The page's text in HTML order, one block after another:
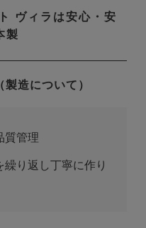
ヴィラは安心・安
製
造について）
質管理
り返し丁寧に作り